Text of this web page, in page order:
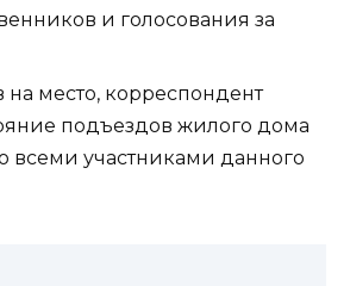
и голосования за
на место, корреспондент
подъездов жилого дома
всеми участниками данного